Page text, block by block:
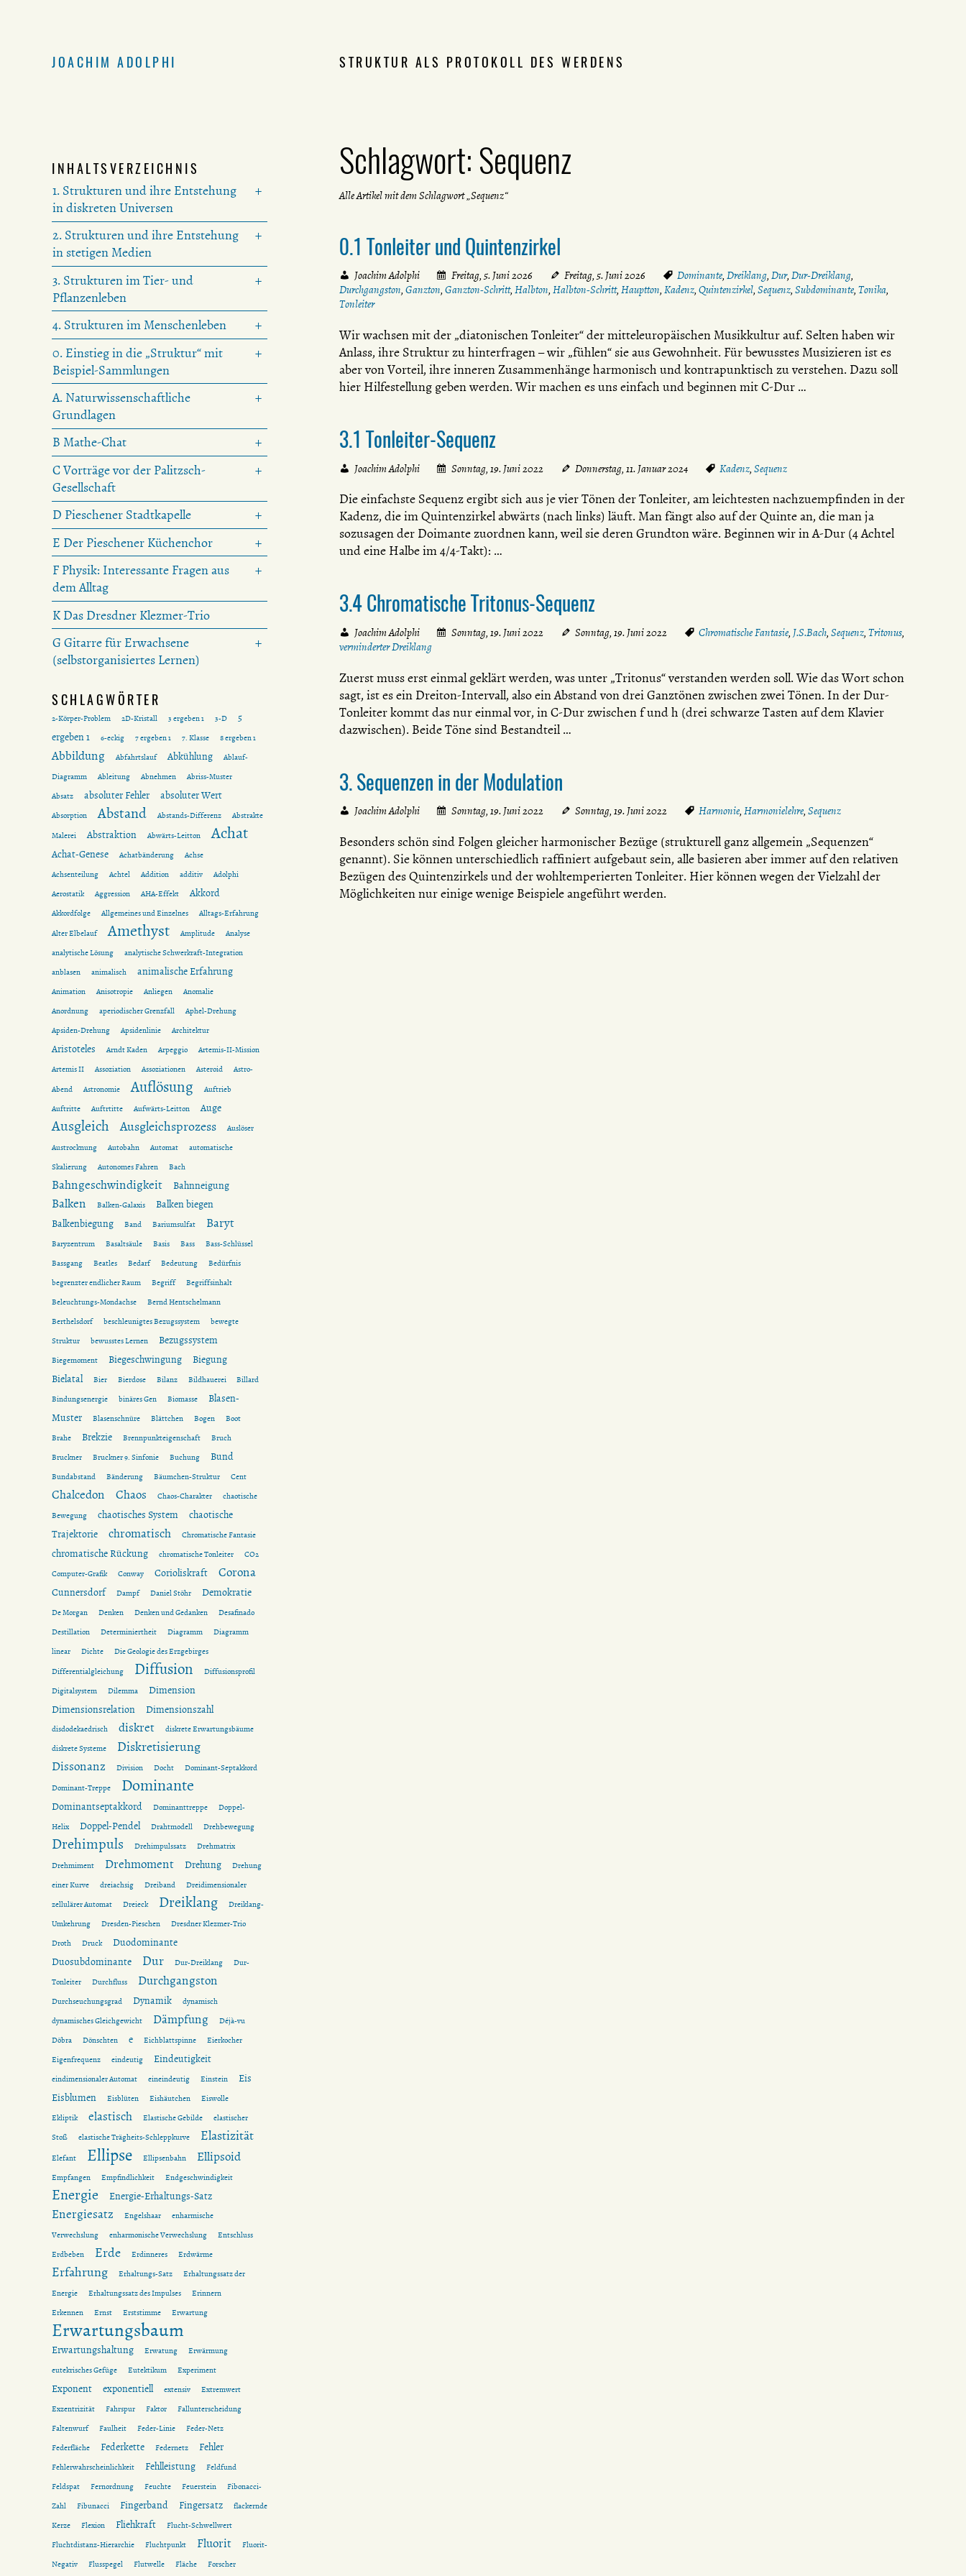
JOACHIM ADOLPHI STRUKTUR ALS PROTOKOLL DES WERDENS
Schlagwort:Sequenz
Alle Artikel mit dem Schlagwort „Sequenz“
0.1 Tonleiter und Quintenzirkel
Joachim Adolphi Freitag, 5. Juni 2026 Freitag, 5. Juni 2026 Dominante,Dreiklang,Dur,Dur-Dreiklang,
Durchgangston, Ganzton, Ganzton-Schritt, Halbton, Halbton-Schritt, Hauptton, Kadenz, Quintenzirkel, Sequenz, Subdominante, Tonika,
Tonleiter
Wir wachsen mit der „diatonischen Tonleiter“ der mitteleuropäischen Musikkultur auf. Selten haben wir
Anlass, ihre Struktur zu hinterfragen – wir „fühlen“ sie aus Gewohnheit. Für bewusstes Musizieren ist es
aber von Vorteil, ihre inneren Zusammenhänge harmonisch und kontrapunktisch zu verstehen. Dazu soll
hier Hilfestellung geben werden. Wir machen es uns einfach und beginnen mit C-Dur …
3.1 Tonleiter-Sequenz
Joachim Adolphi Sonntag, 19. Juni 2022 Donnerstag, 11. Januar 2024 Kadenz,Sequenz
Die einfachste Sequenz ergibt sich aus je vier Tönen der Tonleiter, am leichtesten nachzuempfinden in der
Kadenz, die im Quintenzirkel abwärts (nach links) läuft. Man fängt also auf der Quinte an, die man ja
sozusagen der Doimante zuordnen kann, weil sie deren Grundton wäre. Beginnen wir in A-Dur (4 Achtel
und eine Halbe im 4/4-Takt): …
3.4 Chromatische Tritonus-Sequenz
Joachim Adolphi Sonntag, 19. Juni 2022 Sonntag, 19. Juni 2022 Chromatische Fantasie, J.S.Bach,Sequenz,Tritonus,
verminderter Dreiklang
Zuerst muss erst einmal geklärt werden, was unter „Tritonus“ verstanden werden soll. Wie das Wort schon
sagt, ist es ein Dreiton-Intervall, also ein Abstand von drei Ganztönen zwischen zwei Tönen. In der Dur-
Tonleiter kommt das nur einmal vor, in C-Dur zwischen f und h (drei schwarze Tasten auf dem Klavier
dazwischen). Beide Töne sind Bestandteil …
3. Sequenzen in der Modulation
Joachim Adolphi Sonntag, 19. Juni 2022 Sonntag, 19. Juni 2022 Harmonie,Harmonielehre,Sequenz
Besonders schön sind Folgen gleicher harmonischer Bezüge (strukturell ganz allgemein „Sequenzen“
genannt). Sie können unterschiedlich raffiniert aufgebaut sein, alle basieren aber immer auf den relativen
Bezügen des Quintenzirkels und der wohltemperierten Tonleiter. Hier können wegen der Vielzahl der
Möglichkeiten nur einige wenige Beispiele angeführt werden.
INHALTSVERZEICHNIS
1. Strukturen und ihre Entstehung
in diskreten Universen
2. Strukturen und ihre Entstehung
in stetigen Medien
3. Strukturen im Tier- und
Pflanzenleben
4. Strukturen im Menschenleben
0. Einstieg in die „Struktur“ mit
Beispiel-Sammlungen
A. Naturwissenschaftliche
Grundlagen
B Mathe-Chat
C Vorträge vor der Palitzsch-
Gesellschaft
D Pieschener Stadtkapelle
E Der Pieschener Küchenchor
F Physik: Interessante Fragen aus
dem Alltag
K Das Dresdner Klezmer-Trio
G Gitarre für Erwachsene
(selbstorganisiertes Lernen)
SCHLAGWÖRTER
2-Körper-Problem 2D-Kristall 3 ergeben 1 3-D
5
ergeben 1
6-eckig 7 ergeben 1 7. Klasse 8 ergeben 1
Abbildung Abfahrtslauf Abkühlung
Ablauf-
Diagramm
Ableitung Abnehmen
Abriss-Muster
Absatz
absoluter Fehler absoluter Wert
Absorption Abstand Abstands-Differenz
Abstrakte
Malerei
Abstraktion Abwärts-Leitton Achat
Achat-Genese Achatbänderung
Achse
Achsenteilung
Achtel Addition additiv
Adolphi
Aerostatik
Aggression AHA-Effekt Akkord
Akkordfolge Allgemeines und Einzelnes
Alltags-Erfahrung
Alter Elbelauf
Amethyst Amplitude
Analyse
analytische Lösung
analytische Schwerkraft-Integration
anblasen
animalisch animalische Erfahrung
Animation Anisotropie Anliegen
Anomalie
Anordnung
aperiodischer Grenzfall
Aphel-Drehung
Apsiden-Drehung
Apsidenlinie Architektur
Aristoteles Arndt Kaden Arpeggio
Artemis-II-Mission
Artemis II
Assoziation Assoziationen Asteroid
Astro-
Abend
Astronomie Auflösung
Auftrieb
Auftritte
Auftrtitte Aufwärts-Leitton Auge
Ausgleich Ausgleichsprozess
Auslöser
Austrocknung
Autobahn Automat
automatische
Skalierung
Autonomes Fahren Bach
Bahngeschwindigkeit Bahnneigung
Balken Balken-Galaxis
Balken biegen
Balkenbiegung
Band Bariumsulfat Baryt
Baryzentrum Basaltsäule Basis Bass
Bass-Schlüssel
Bassgang
Beatles Bedarf Bedeutung
Bedürfnis
begrenzter endlicher Raum
Begriff
Begriffsinhalt
Beleuchtungs-Mondachse
Bernd Hentschelmann
Berthelsdorf
beschleunigtes Bezugssystem
bewegte
Struktur
bewusstes Lernen Bezugssystem
Biegemoment Biegeschwingung
Biegung
Bielatal
Bier Bierdose Bilanz Bildhauerei
Billard
Bindungsenergie
binäres Gen Biomasse
Blasen-
Muster
Blasenschnüre Blättchen Bogen
Boot
Brahe
Brekzie Brennpunkteigenschaft
Bruch
Bruckner
Bruckner 9. Sinfonie Buchung Bund
Bundabstand Bänderung Bäumchen-Struktur Cent
Chalcedon Chaos Chaos-Charakter
chaotische
Bewegung
chaotisches System
chaotische
Trajektorie
chromatisch Chromatische Fantasie
chromatische Rückung chromatische Tonleiter
CO2
Computer-Grafik
Conway Corioliskraft Corona
Cunnersdorf Dampf Daniel Stöhr Demokratie
De Morgan Denken Denken und Gedanken
Desafinado
Destillation
Determiniertheit Diagramm
Diagramm
linear
Dichte
Die Geologie des Erzgebirges
Differentialgleichung
Diffusion
Diffusionsprofil
Digitalsystem
Dilemma
Dimension
Dimensionsrelation
Dimensionszahl
disdodekaedrisch diskret
diskrete Erwartungsbäume
diskrete Systeme
Diskretisierung
Dissonanz Division Docht
Dominant-Septakkord
Dominant-Treppe
Dominante
Dominantseptakkord Dominanttreppe
Doppel-
Helix
Doppel-Pendel Drahtmodell Drehbewegung
Drehimpuls Drehimpulssatz
Drehmatrix
Drehmiment
Drehmoment Drehung
Drehung
einer Kurve
dreiachsig Dreiband
Dreidimensionaler
zellulärer Automat
Dreieck Dreiklang
Dreiklang-
Umkehrung
Dresden-Pieschen
Dresdner Klezmer-Trio
Droth
Druck
Duodominante
Duosubdominante
Dur Dur-Dreiklang
Dur-
Tonleiter
Durchfluss Durchgangston
Durchseuchungsgrad Dynamik
dynamisch
dynamisches Gleichgewicht
Dämpfung
Déjà-vu
Döbra
Dönschten e Eichblattspinne
Eierkocher
Eigenfrequenz
eindeutig Eindeutigkeit
eindimensionaler Automat eineindeutig Einstein
Eis
Eisblumen
Eisblüten Eishäutchen
Eiswolle
Ekliptik
elastisch Elastische Gebilde
elastischer
Stoß
elastische Trägheits-Schleppkurve Elastizität
Elefant Ellipse Ellipsenbahn Ellipsoid
Empfangen Empfindlichkeit Endgeschwindigkeit
Energie Energie-Erhaltungs-Satz
Energiesatz Engelshaar
enharmische
Verwechslung
enharmonische Verwechslung
Entschluss
Erdbeben
Erde Erdinneres Erdwärme
Erfahrung Erhaltungs-Satz
Erhaltungssatz der
Energie
Erhaltungssatz des Impulses
Erinnern
Erkennen
Ernst Erststimme Erwartung
Erwartungsbaum
Erwartungshaltung Erwatung
Erwärmung
eutekrisches Gefüge
Eutektikum Experiment
Exponent exponentiell extensiv
Extremwert
Exzentrizität
Fahrspur Faktor
Fallunterscheidung
Faltenwurf
Faulheit Feder-Linie
Feder-Netz
Federfläche
Federkette Federnetz Fehler
Fehlerwahrscheinlichkeit Fehlleistung
Feldfund
Feldspat
Fernordnung Feuchte Feuerstein
Fibonacci-
Zahl
Fibunacci Fingerband Fingersatz
flackernde
Kerze
Flexion Fliehkraft
Flucht-Schwellwert
Fluchtdistanz-Hierarchie
Fluchtpunkt Fluorit
Fluorit-
Negativ
Flusspegel Flutwelle Fläche Forscher